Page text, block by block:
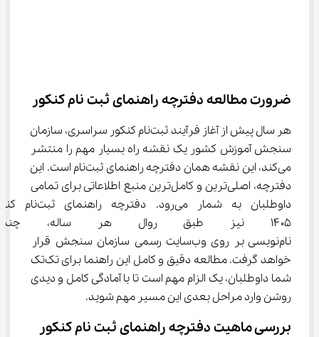
ضرورت مطالعه دفترچه راهنمای ثبت ‌نام کنکور
هر سال پیش از آغاز فرآیند ثبت‌نام کنکور سراسری، سازمان
سنجش آموزش کشور یک نقشه راه بسیار مهم را منتشر
می‌کند، این نقشه همان دفترچه راهنمای ثبت‌نام است. این
دفترچه، اصلی‌ترین و کامل‌ترین منبع اطلاعاتی برای تمامی
داوطلبان به شمار می‌رود. دفترچه
۱۴۰۵ نیز طبق روال هر ساله،
نام‌نویسی بر روی وب‌سایت رسمی سازمان سنجش قرار
خواهد گرفت. مطالعه دقیق و کامل این راهنما برای تک‌تک
شما داوطلبان، یک الزام مهم است تا با آمادگی کامل و دیدی
روشن وارد مراحل بعدی این مسیر مهم شوید.
بررسی ماهیت دفترچه راهنمای ثبت ‌نام کنکور